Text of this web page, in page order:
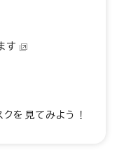
す
を見てみよう！